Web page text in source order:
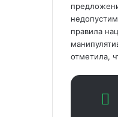
правила
отметила,